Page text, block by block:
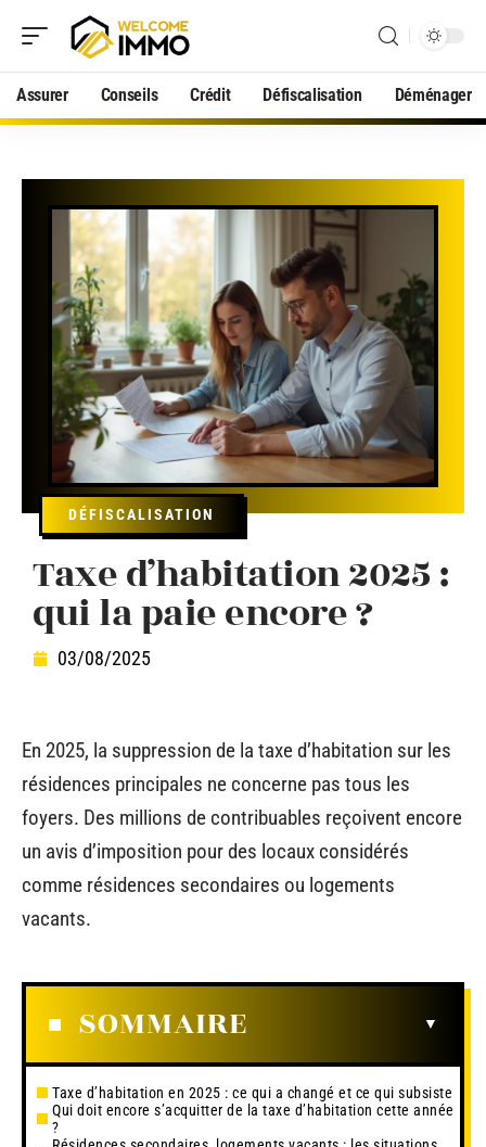
Assurer Conseils Crédit Défiscalisation Déménager
DÉFISCALISATION
Taxe d’habitation 2025 :
qui la paie encore ?
03/08/2025
En 2025, la suppression de la taxe d’habitation sur les
résidences principales ne concerne pas tous les
foyers. Des millions de contribuables reçoivent encore
un avis d’imposition pour des locaux considérés
comme résidences secondaires ou logements
vacants.
SOMMAIRE
Taxe d’habitation en 2025 : ce qui a changé et ce qui subsiste
Qui doit encore s’acquitter de la taxe d’habitation cette année
?